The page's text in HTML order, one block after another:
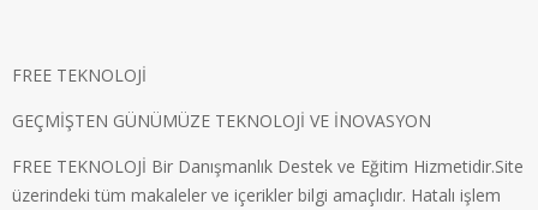
FREE TEKNOLOJİ
GEÇMİŞTEN GÜNÜMÜZE TEKNOLOJİ VE İNOVASYON
FREE TEKNOLOJİ Bir Danışmanlık Destek ve Eğitim Hizmetidir.Site
üzerindeki tüm makaleler ve içerikler bilgi amaçlıdır. Hatalı işlem